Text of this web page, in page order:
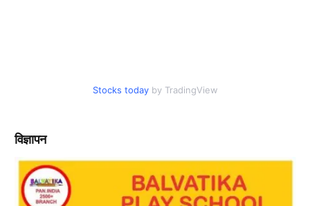
Stocks today by TradingView
विज्ञापन